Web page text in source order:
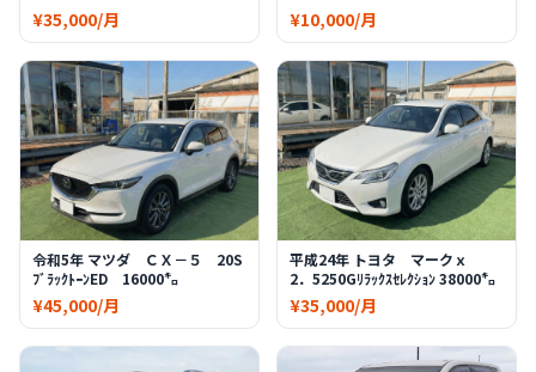
¥35,000/月 ¥10,000/月
令和5年 マツダ ＣＸ－５ 20S
ﾌﾞﾗｯｸﾄｰﾝED 16000㌔
¥45,000/月
平成24年 トヨタ マークｘ
2．5250Gﾘﾗｯｸｽｾﾚｸｼｮﾝ 38000㌔
¥35,000/月